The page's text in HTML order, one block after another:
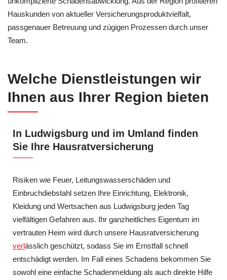
Hauskunden von aktueller Versicherungsproduktvielfalt,
passgenauer Betreuung und zügigen Prozessen durch unser
Team.
Welche Dienstleistungen wir
Ihnen aus Ihrer Region bieten
In Ludwigsburg und im Umland finden
Sie Ihre Hausratversicherung
Risiken wie Feuer, Leitungswasserschäden und
Einbruchdiebstahl setzen Ihre Einrichtung, Elektronik,
Kleidung und Wertsachen aus Ludwigsburg jeden Tag
vielfältigen Gefahren aus. Ihr ganzheitliches Eigentum im
vertrauten Heim wird durch unsere Hausratversicherung
verlässlich geschützt, sodass Sie im Ernstfall schnell
entschädigt werden. Im Fall eines Schadens bekommen Sie
sowohl eine einfache Schadenmeldung als auch direkte Hilfe